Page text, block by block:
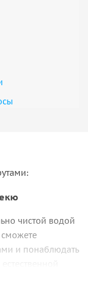
чистой водой
и понаблюдать